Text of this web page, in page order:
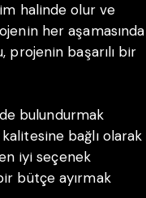
halinde olur ve
her aşamasında
başarılı bir
bulundurmak
bağlı olarak
iyi seçenek
bütçe ayırmak